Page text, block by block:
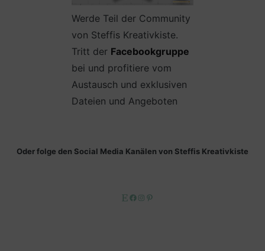
Werde Teil der Community
von Steffis Kreativkiste.
Tritt der Facebookgruppe
bei und profitiere vom
Austausch und exklusiven
Dateien und Angeboten
Oder folge den Social Media Kanälen von Steffis Kreativkiste
EtsyFacebook
Instagram